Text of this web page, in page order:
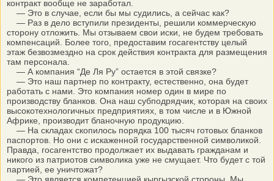
контракт вообще не заработал.
— Это в случае, если бы мы судились, а сейчас как?
— Раз в дело вступили президенты, решили коммерческую
сторону отложить. Мы отзываем свои иски, не будем требовать
компенсаций. Более того, предоставим госагентству целый
этаж безвозмездно на срок действия контракта для размещения
там персонала.
— А компания “Де Ля Ру” остается в этой связке?
— Это наш партнер по контракту, естественно, она будет
работать с нами. Это компания номер один в мире по
производству бланков. Она наш субподрядчик, которая на своих
высокотехнологичных предприятиях, в том числе и в Южной
Африке, производит бланочную продукцию.
— На складах скопилось порядка 100 тысяч готовых бланков
паспортов. Но они с искаженной государственной символикой.
Правда, госагентство продолжает их выдавать гражданам и
никого из патриотов символика уже не смущает. Что будет с той
партией, ее уничтожат?